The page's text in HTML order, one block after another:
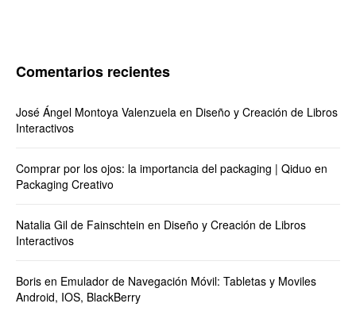
Comentarios recientes
José Ángel Montoya Valenzuela en Diseño y Creación de Libros
Interactivos
Comprar por los ojos: la importancia del packaging | Qiduo en
Packaging Creativo
Natalia Gil de Fainschtein en Diseño y Creación de Libros
Interactivos
Boris en Emulador de Navegación Móvil: Tabletas y Moviles
Android, IOS, BlackBerry